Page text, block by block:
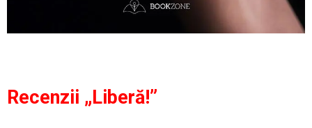
Recenzii „Liberă!”